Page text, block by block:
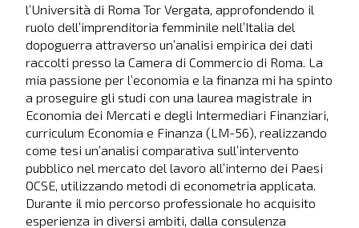
l’Università di Roma Tor Vergata, approfondendo il
ruolo dell’imprenditoria femminile nell’Italia del
dopoguerra attraverso un’analisi empirica dei dati
raccolti presso la Camera di Commercio di Roma. La
mia passione per l’economia e la finanza mi ha spinto
a proseguire gli studi con una laurea magistrale in
Economia dei Mercati e degli Intermediari Finanziari,
curriculum Economia e Finanza (LM-56), realizzando
come tesi un’analisi comparativa sull’intervento
pubblico nel mercato del lavoro all’interno dei Paesi
OCSE, utilizzando metodi di econometria applicata.
Durante il mio percorso professionale ho acquisito
esperienza in diversi ambiti, dalla consulenza